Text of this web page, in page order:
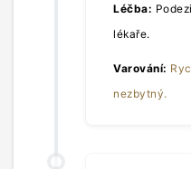
Léčba:
lékaře.
Varování:
nezbytný.